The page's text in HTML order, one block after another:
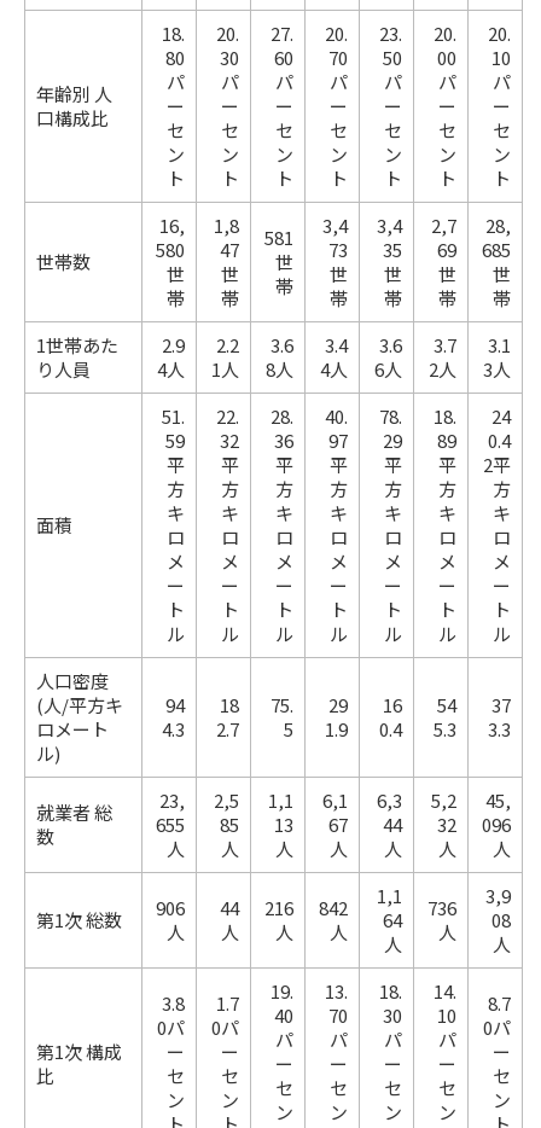
年齢別 人
口構成比
18.
80
パ
ー
セ
ン
ト
20.
30
パ
ー
セ
ン
ト
27.
60
パ
ー
セ
ン
ト
20.
70
パ
ー
セ
ン
ト
23.
50
パ
ー
セ
ン
ト
20.
00
パ
ー
セ
ン
ト
20.
10
パ
ー
セ
ン
ト
世帯数
16,
580
世
帯
1,8
47
世
帯
581
世
帯
3,4
73
世
帯
3,4
35
世
帯
2,7
69
世
帯
28,
685
世
帯
1世帯あた
り人員
2.9
4人
2.2
1人
3.6
8人
3.4
4人
3.6
6人
3.7
2人
3.1
3人
面積
51.
59
平
方
キ
ロ
メ
ー
ト
ル
22.
32
平
方
キ
ロ
メ
ー
ト
ル
28.
36
平
方
キ
ロ
メ
ー
ト
ル
40.
97
平
方
キ
ロ
メ
ー
ト
ル
78.
29
平
方
キ
ロ
メ
ー
ト
ル
18.
89
平
方
キ
ロ
メ
ー
ト
ル
24
0.4
2平
方
キ
ロ
メ
ー
ト
ル
人口密度
(人/平方キ
ロメート
ル)
94
4.3
18
2.7
75.
5
29
1.9
16
0.4
54
5.3
37
3.3
就業者 総
数
23,
655
人
2,5
85
人
1,1
13
人
6,1
67
人
6,3
44
人
5,2
32
人
45,
096
人
第1次 総数
906
人
44
人
216
人
842
人
1,1
64
人
736
人
3,9
08
人
第1次 構成
比
3.8
0パ
ー
セ
ン
1.7
0パ
ー
セ
ン
19.
40
パ
ー
セ
ン
13.
70
パ
ー
セ
ン
18.
30
パ
ー
セ
ン
14.
10
パ
ー
セ
ン
8.7
0パ
ー
セ
ン